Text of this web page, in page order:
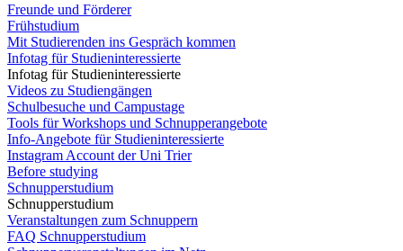
Freunde und Förderer
Frühstudium
Mit Studierenden ins Gespräch kommen
Infotag für Studieninteressierte
Infotag für Studieninteressierte
Videos zu Studiengängen
Schulbesuche und Campustage
Tools für Workshops und Schnupperangebote
Info-Angebote für Studieninteressierte
Instagram Account der Uni Trier
Before studying
Schnupperstudium
Schnupperstudium
Veranstaltungen zum Schnuppern
FAQ Schnupperstudium